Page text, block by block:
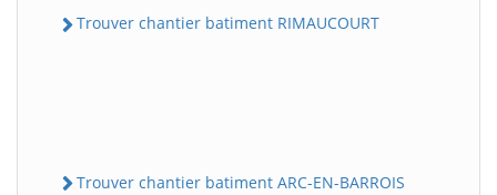
Trouver chantier batiment RIMAUCOURT
Trouver chantier batiment ARC-EN-BARROIS